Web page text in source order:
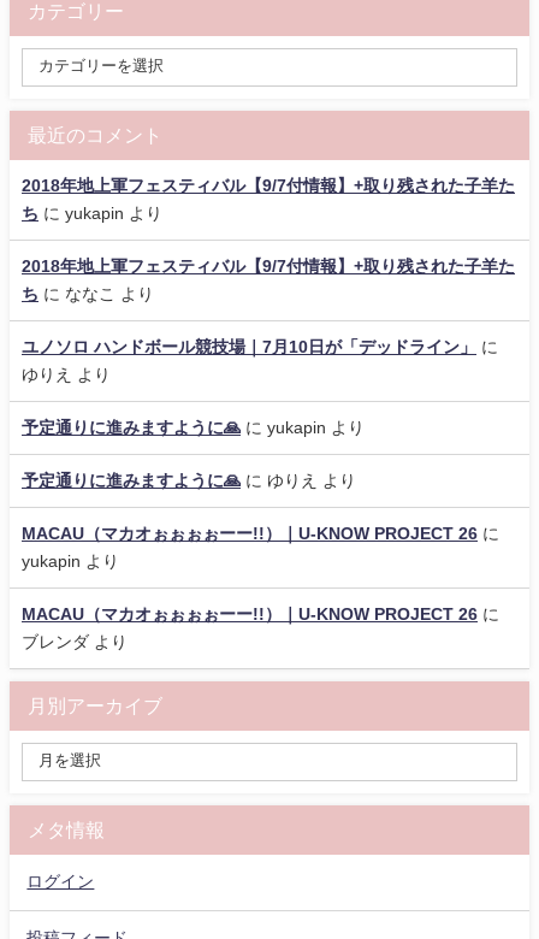
カテゴリー
最近のコメント
2018年地上軍フェスティバル【9/7付情報】+取り残された子羊た
ち に yukapin より
2018年地上軍フェスティバル【9/7付情報】+取り残された子羊た
ち に ななこ より
ユノソロ ハンドボール競技場｜7月10日が「デッドライン」
に
ゆりえ
より
予定通りに進みますように🙏 に yukapin より
予定通りに進みますように🙏 に ゆりえ より
MACAU（マカオぉぉぉぉーー!!）｜U-KNOW PROJECT 26 に
yukapin より
MACAU（マカオぉぉぉぉーー!!）｜U-KNOW PROJECT 26 に
ブレンダ より
月別アーカイブ
メタ情報
ログイン